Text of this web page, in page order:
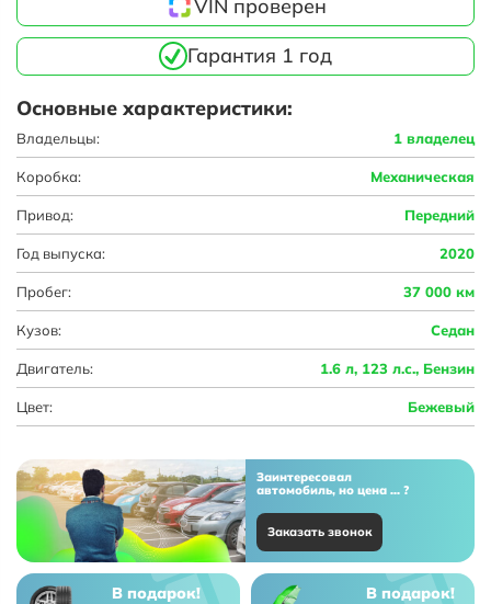
VIN проверен
Гарантия 1 год
Основные характеристики:
Владельцы: 1 владелец
Коробка: Механическая
Привод: Передний
Год выпуска: 2020
Пробег: 37 000 км
Кузов: Седан
Двигатель: 1.6 л, 123 л.с., Бензин
Цвет: Бежевый
Заинтересовал
автомобиль, но цена ... ?
Заказать звонок
В подарок! В подарок!